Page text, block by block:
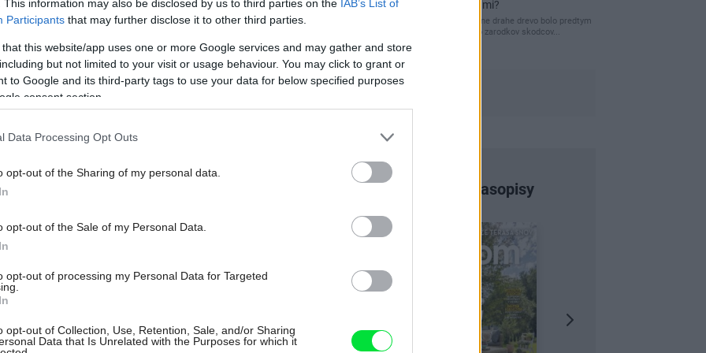
This information may also be disclosed by us to third parties on the IAB’s List of
Participants that may further disclose it to other third parties.
that this website/app uses one or more Google services and may gather and store
but not limited to your visit or usage behaviour. You may click to grant or
to Google and its third-party tags to use your data for below specified purposes
consent section.
Data Processing Opt Outs
opt-out of the Sharing of my personal data.
opt-out of the Sale of my Personal Data.
opt-out of processing my Personal Data for Targeted
opt-out of Collection, Use, Retention, Sale, and/or Sharing
Data that Is Unrelated with the Purposes for which it
EKOLIFE
Zelená domácnosť
ušetrí za vás
Minimalizovať náklady na prevádzku domácnosti,
dotáciám táto téma neutícha ani na Slovensku.
NEZARADENÉ
pred hnitím a škodcami?
clovek by cakal ze vysusene drahe drevo bolo predtym
naparovane aby sa zbavilo zarodkov skodcov...
Najnovšie časopisy